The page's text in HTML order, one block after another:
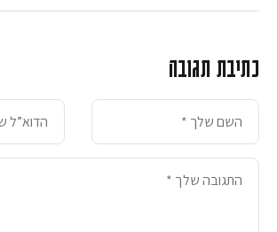
כתיבת תגובה